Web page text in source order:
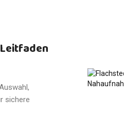
sichere